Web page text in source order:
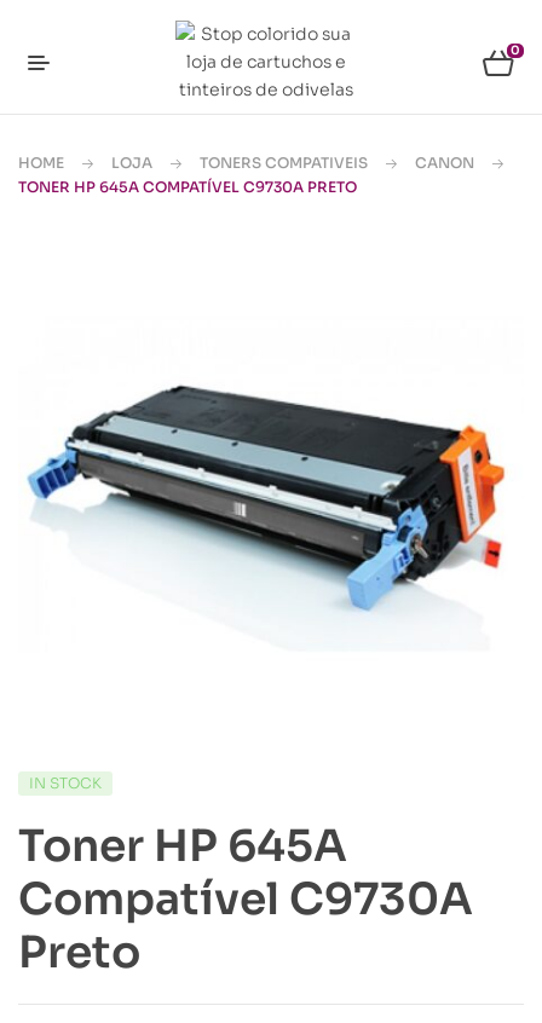
0
HOME LOJA TONERS COMPATIVEIS
CANON
TONER HP 645A COMPATÍVEL C9730A PRETO
IN STOCK
Toner HP 645A
Compatível C9730A
Preto